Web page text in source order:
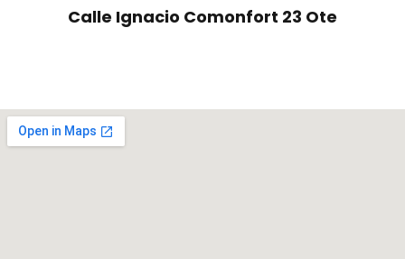
Calle Ignacio Comonfort 23 Ote